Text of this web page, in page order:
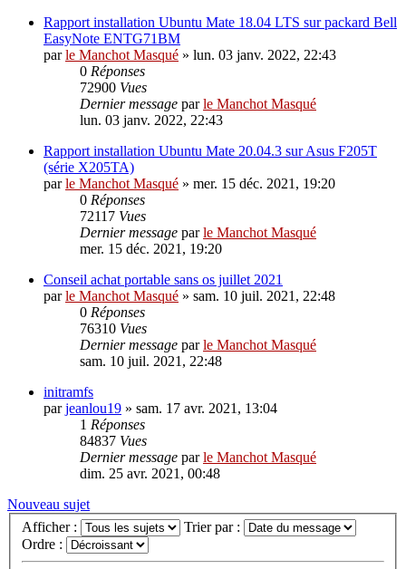
Rapport installation Ubuntu Mate 18.04 LTS sur packard Bell
EasyNote ENTG71BM
parle Manchot Masqué » lun. 03 janv. 2022, 22:43
0 Réponses
72900 Vues
Dernier message parle Manchot Masqué
lun. 03 janv. 2022, 22:43
Rapport installation Ubuntu Mate 20.04.3 sur Asus F205T
(série X205TA)
parle Manchot Masqué » mer. 15 déc. 2021, 19:20
0 Réponses
72117 Vues
Dernier message parle Manchot Masqué
mer. 15 déc. 2021, 19:20
Conseil achat portable sans os juillet 2021
parle Manchot Masqué » sam. 10 juil. 2021, 22:48
0 Réponses
76310 Vues
Dernier message parle Manchot Masqué
sam. 10 juil. 2021, 22:48
initramfs
parjeanlou19 » sam. 17 avr. 2021, 13:04
1 Réponses
84837 Vues
Dernier message parle Manchot Masqué
dim. 25 avr. 2021, 00:48
Nouveau sujet
Afficher :
Trier par :
Ordre :